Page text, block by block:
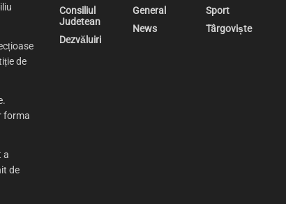
de
forma
a
de
Consiliul
Judetean
Dezvăluiri
General
News
Sport
Târgoviște